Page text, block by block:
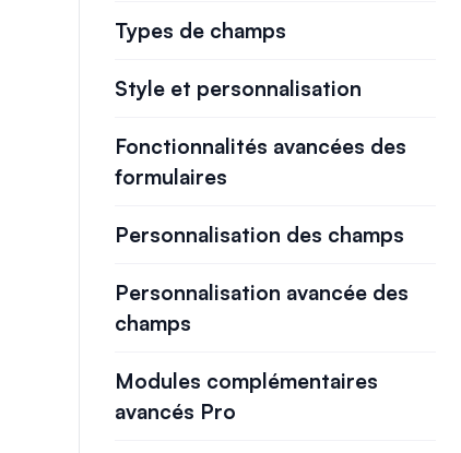
Types de champs
Style et personnalisation
Fonctionnalités avancées des
formulaires
Personnalisation des champs
Personnalisation avancée des
champs
Modules complémentaires
avancés Pro